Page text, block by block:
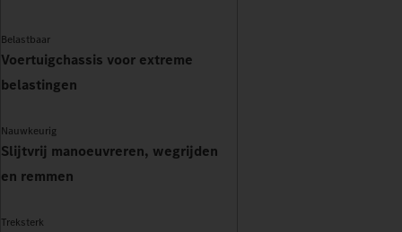
Belastbaar
Voertuigchassis voor extreme
belastingen
Nauwkeurig
Slijtvrij manoeuvreren, wegrijden
en remmen
Treksterk